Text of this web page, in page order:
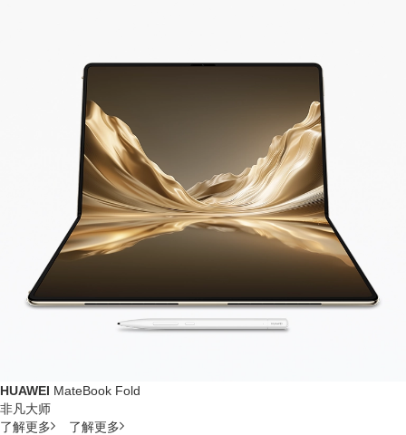
HUAWEI MateBook Fold
非凡大师
了解更多
了解更多